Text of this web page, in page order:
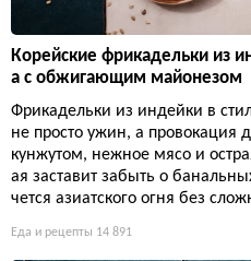
Корейские фрикадельки из
а с обжигающим майонезом
Фрикадельки из индейки в
не просто ужин, а провокация
кунжутом, нежное мясо и
ая заставит забыть о
чется азиатского огня без
Еда и рецепты 14 891